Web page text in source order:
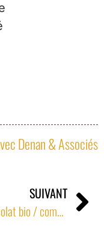
Denan & Associés
SUIVANT
Le chocolat bio / commerce équitable Français en GMS Belge